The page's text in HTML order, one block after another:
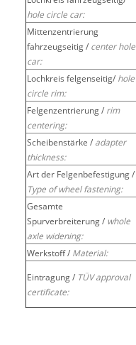
hole circle car:
Mittenzentrierung
fahrzeugseitig / center hole
car:
Lochkreis felgenseitig/ hole
circle rim:
Felgenzentrierung / rim
centering:
Scheibenstärke / adapter
thickness:
Art der Felgenbefestigung /
Type of wheel fastening:
Gesamte
Spurverbreiterung / whole
axle widening:
Werkstoff / Material:
Eintragung / TÜV approval
certificate: